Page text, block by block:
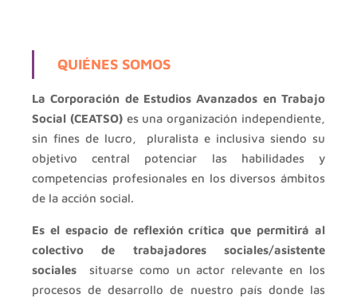
QUIÉNES SOMOS
La Corporación de Estudios Avanzados en Trabajo
Social (CEATSO)es una organización independiente,
sin fines de lucro, pluralista e inclusiva siendo su
objetivo central potenciar las habilidades y
competencias profesionales en los diversos ámbitos
de la acción social.
Es el espacio de reflexión crítica que permitirá al
colectivo de trabajadores sociales/asistente
sociales situarse como un actor relevante en los
procesos de desarrollo de nuestro país donde las